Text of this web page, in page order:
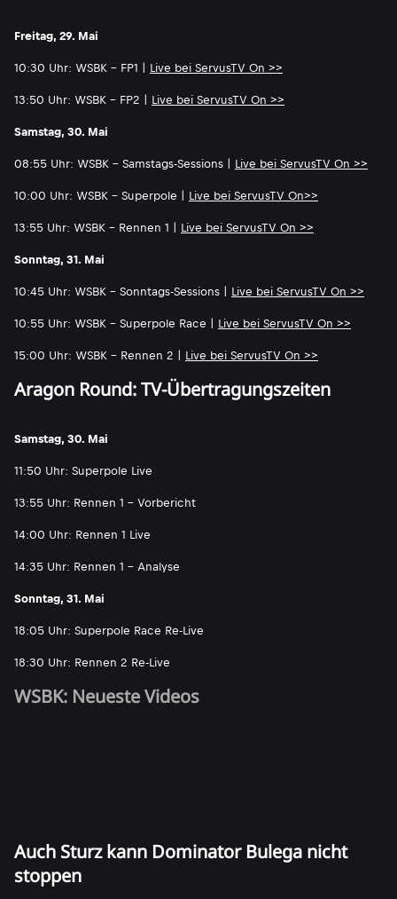
Freitag, 29. Mai
10:30 Uhr: WSBK - FP1 | Live bei ServusTV On >>
13:50 Uhr: WSBK - FP2 | Live bei ServusTV On >>
Samstag, 30. Mai
08:55 Uhr: WSBK - Samstags-Sessions | Live bei ServusTV On >>
10:00 Uhr: WSBK - Superpole | Live bei ServusTV On>>
13:55 Uhr: WSBK - Rennen 1 | Live bei ServusTV On >>
Sonntag, 31. Mai
10:45 Uhr: WSBK - Sonntags-Sessions | Live bei ServusTV On >>
10:55 Uhr: WSBK - Superpole Race | Live bei ServusTV On >>
15:00 Uhr: WSBK - Rennen 2 | Live bei ServusTV On >>
Aragon Round: TV-Übertragungszeiten
Samstag, 30. Mai
11:50 Uhr: Superpole Live
13:55 Uhr: Rennen 1 - Vorbericht
14:00 Uhr: Rennen 1 Live
14:35 Uhr: Rennen 1 - Analyse
Sonntag, 31. Mai
18:05 Uhr: Superpole Race Re-Live
18:30 Uhr: Rennen 2 Re-Live
WSBK: Neueste Videos
Auch Sturz kann Dominator Bulega nicht
stoppen